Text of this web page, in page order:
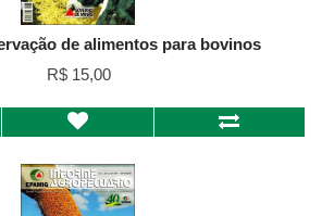
de alimentos para bovinos
R$ 15,00